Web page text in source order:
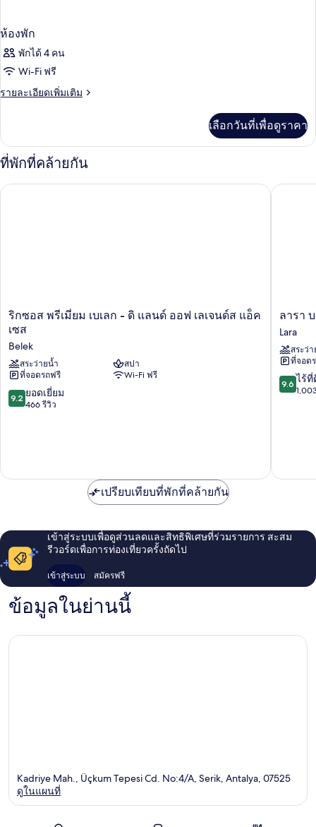
ห้องพัก
พักได้ 4 คน
Wi-Fi ฟรี
รายละเอียดเพิ่มเติม
ราย
เกี่ยว
กับ
ห้อง
เลือกวันที่เพื่อดูราคา
ที่พักที่คล้ายกัน
ริก
ซอส
เมี่
ยม
เบ
เลก
-
ด์ส
ริกซอส พรีเมี่ยม เบเลก - ดิ แลนด์ ออฟ เลเจนด์ส แอ็ค
เซส
Belek
สระว่ายน้ำ
สปา
ที่จอดรถฟรี
Wi-Fi ฟรี
9.2
จาก
9.2 ยอดเยี่ยม
466 รีวิว
ริกซอส พรีเมี่ยม เบเลก - ดิ แลนด์ ออฟ เลเจนด์ส แอ็คเซส
ลารา
บา
รุต
คอลเล
คชั่น-
อัลต
ร้า
ลารา
Lara
สระว่
ที่จอด
9.6
จาก
9.6 ไร้ที่
ลารา บ
เปรียบเทียบที่พักที่คล้ายกัน
เข้าสู่ระบบเพื่อดูส่วนลดและสิทธิพิเศษที่ร่วมรายการ สะสม
รีวอร์ดเพื่อการท่องเที่ยวครั้งถัดไป
เข้าสู่ระบบ สมัครฟรี
ข้อมูลในย่านนี้
Kadriye Mah., Üçkum Tepesi Cd. No:4/A, Serik, Antalya, 07525
ดูในแผนที่